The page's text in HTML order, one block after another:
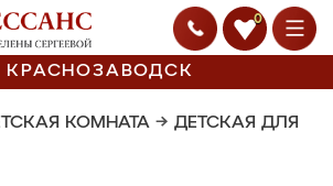
0
КРАСНОЗАВОДСК
КОМНАТА → ДЕТСКАЯ ДЛЯ